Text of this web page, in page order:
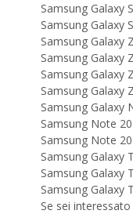
Samsung Galaxy
Samsung Galaxy
Samsung Galaxy
Samsung Galaxy
Samsung Galaxy
Samsung Galaxy
Samsung Galaxy
Samsung Note
Samsung Note
Samsung Galaxy
Samsung Galaxy
Samsung Galaxy
Se sei